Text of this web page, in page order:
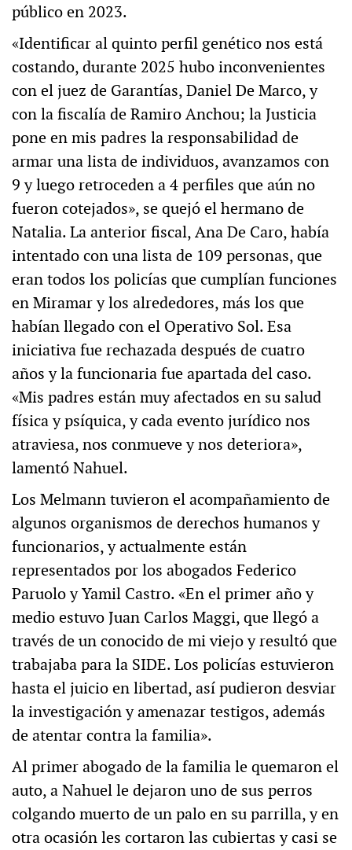
público en 2023.
«Identificar al quinto perfil genético nos está
costando, durante 2025 hubo inconvenientes
con el juez de Garantías, Daniel De Marco, y
con la fiscalía de Ramiro Anchou; la Justicia
pone en mis padres la responsabilidad de
armar una lista de individuos, avanzamos con
9 y luego retroceden a 4 perfiles que aún no
fueron cotejados», se quejó el hermano de
Natalia. La anterior fiscal, Ana De Caro, había
intentado con una lista de 109 personas, que
eran todos los policías que cumplían funciones
en Miramar y los alrededores, más los que
habían llegado con el Operativo Sol. Esa
iniciativa fue rechazada después de cuatro
años y la funcionaria fue apartada del caso.
«Mis padres están muy afectados en su salud
física y psíquica, y cada evento jurídico nos
atraviesa, nos conmueve y nos deteriora»,
lamentó Nahuel.
Los Melmann tuvieron el acompañamiento de
algunos organismos de derechos humanos y
funcionarios, y actualmente están
representados por los abogados Federico
Paruolo y Yamil Castro. «En el primer año y
medio estuvo Juan Carlos Maggi, que llegó a
través de un conocido de mi viejo y resultó que
trabajaba para la SIDE. Los policías estuvieron
hasta el juicio en libertad, así pudieron desviar
la investigación y amenazar testigos, además
de atentar contra la familia».
Al primer abogado de la familia le quemaron el
auto, a Nahuel le dejaron uno de sus perros
colgando muerto de un palo en su parrilla, y en
otra ocasión les cortaron las cubiertas y casi se